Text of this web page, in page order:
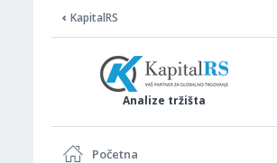
KapitalRS
Analize tržišta
Početna